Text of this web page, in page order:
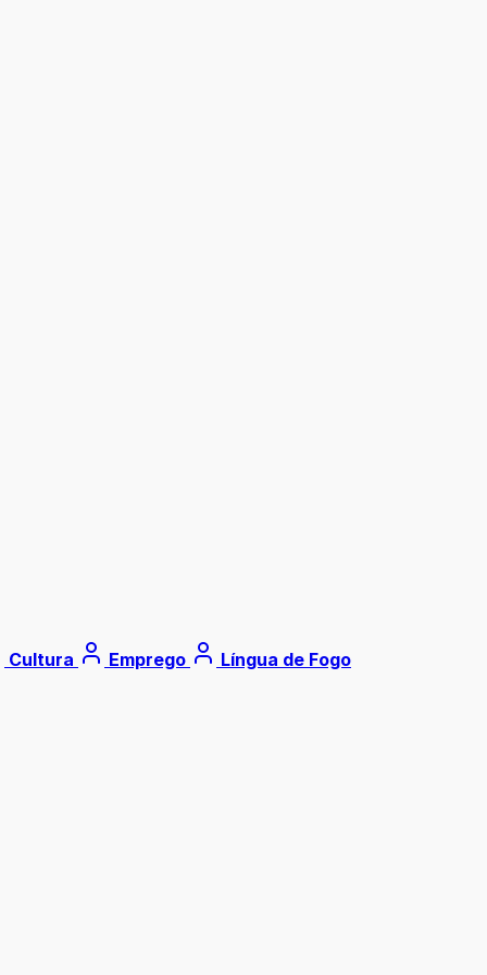
Cultura Emprego Língua de Fogo